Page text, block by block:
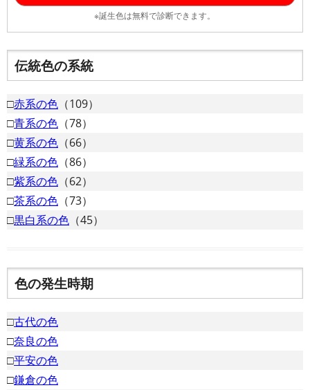
※誕生色は無料で診断できます。
伝統色の系統
□赤系の色 （109）
□青系の色 （78）
□黄系の色 （66）
□緑系の色 （86）
□紫系の色 （62）
□茶系の色 （73）
□黒白系の色 （45）
色の発生時期
□古代の色
□奈良の色
□平安の色
□鎌倉の色